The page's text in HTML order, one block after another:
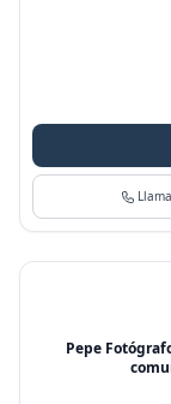
Pepe